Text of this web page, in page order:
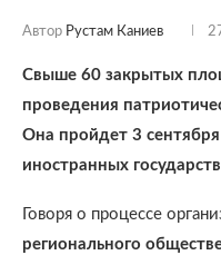
Автор Рустам Каниев
Свыше 60 закрытых
проведения
Она пройдет 3
иностранных
Говоря о процессе
регионального